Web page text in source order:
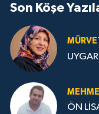
Son Köşe
ÖN